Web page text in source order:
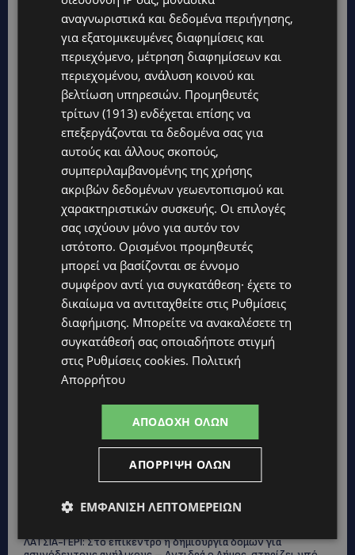
Topics
STORIES
ΓΕΝΕΘΛΙΟΣ ΗΜΕΡΑ: Η ηλικία είναι μόνο ένας αριθμός – Οι
άνθρωποι και οι στιγμές είναι η πραγματική μας ιστορία
ΕΛΕΝΑ ΑΝΤΩΝΙΑΔΟΥ: Αγώνας ζωής για τη 37χρονη μητέρα
τριών παιδιών – Έρανος για τη θεραπεία της στην Αγγλία
ΚΑΤΑΓΓΕΛΙΑ: Για άνδρα που φέρεται να παρενοχλούσε
γυναίκες στο Δασούδι – Σε εξέλιξη οι αστυνομικές έρευνες
ΛΕΥΚΩΣΙΑ: Γιατί ένας 16χρονος φέρεται να έβαλε φωτιά σε
ΛΑΤΣΙΑ-ΓΕΡΙ: Στο επίκεντρο η δημιουργία δομών για
αναγνωριστικά και δεδομένα περιήγησης,
για εξατομικευμένες διαφημίσεις και
περιεχόμενο, μέτρηση διαφημίσεων και
περιεχομένου, ανάλυση κοινού και
βελτίωση υπηρεσιών. Προμηθευτές
τρίτων (1913) ενδέχεται επίσης να
επεξεργάζονται τα δεδομένα σας για
αυτούς και άλλους σκοπούς,
συμπεριλαμβανομένης της χρήσης
ακριβών δεδομένων γεωεντοπισμού και
χαρακτηριστικών συσκευής. Οι επιλογές
σας ισχύουν μόνο για αυτόν τον
ιστότοπο. Ορισμένοι προμηθευτές
μπορεί να βασίζονται σε έννομο
συμφέρον αντί για συγκατάθεση· έχετε το
δικαίωμα να αντιταχθείτε στις Ρυθμίσεις
διαφήμισης. Μπορείτε να ανακαλέσετε τη
συγκατάθεσή σας οποιαδήποτε στιγμή
στις Ρυθμίσεις cookies. Πολιτική
Απορρήτου
ΑΠΟΔΟΧΉ ΌΛΩΝ
ΑΠΌΡΡΙΨΗ ΌΛΩΝ
ΕΜΦΆΝΙΣΗ ΛΕΠΤΟΜΕΡΕΙΏΝ